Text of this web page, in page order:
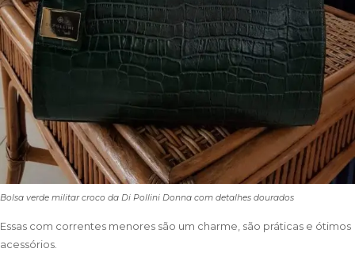
Bolsa verde militar croco da Di Pollini Donna com detalhes dourados
Essas com correntes menores são um charme, são práticas e ótimos
acessórios.